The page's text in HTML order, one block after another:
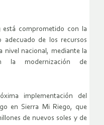
comprometido con la
de los recursos
nivel nacional, mediante la
la modernización de
implementación del
en Sierra Mi Riego, que
de nuevos soles y de